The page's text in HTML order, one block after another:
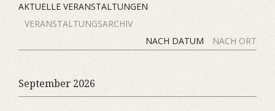
AKTUELLE VERANSTALTUNGEN
VERANSTALTUNGSARCHIV
NACH DATUM
NACH ORT
September 2026